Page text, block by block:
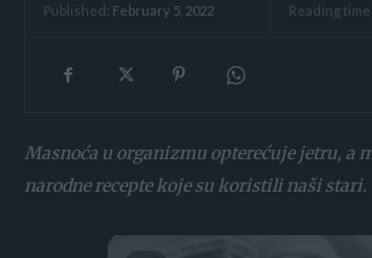
Published: February 5, 2022 Reading time:
Masnoća u organizmu opterećuje jetru, a
narodne recepte koje su koristili naši stari.